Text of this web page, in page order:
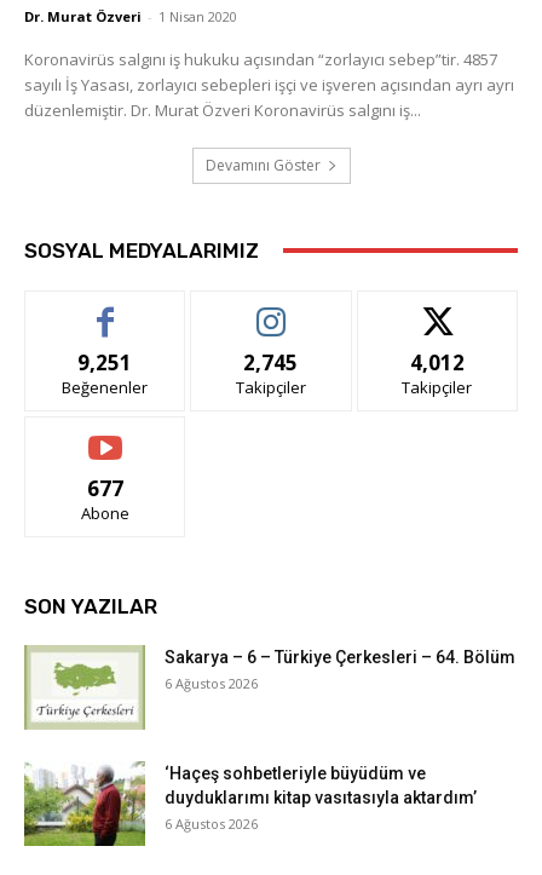
Dr. Murat Özveri - 1 Nisan 2020
Koronavirüs salgını iş hukuku açısından “zorlayıcı sebep”tir. 4857
sayılı İş Yasası, zorlayıcı sebepleri işçi ve işveren açısından ayrı ayrı
düzenlemiştir. Dr. Murat Özveri Koronavirüs salgını iş...
Devamını Göster
SOSYAL MEDYALARIMIZ
9,251
Beğenenler
2,745
Takipçiler
4,012
Takipçiler
677
Abone
SON YAZILAR
Sakarya – 6 – Türkiye Çerkesleri – 64. Bölüm
6 Ağustos 2026
‘Haçeş sohbetleriyle büyüdüm ve
duyduklarımı kitap vasıtasıyla aktardım’
6 Ağustos 2026